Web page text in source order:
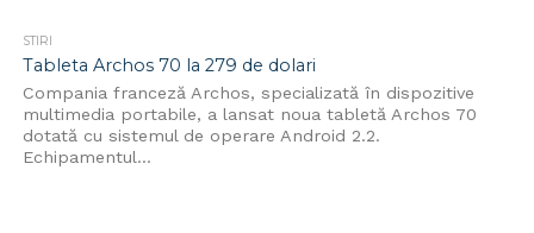
STIRI
Tableta Archos 70 la 279 de dolari
Compania franceză Archos, specializată în dispozitive
multimedia portabile, a lansat noua tabletă Archos 70
dotată cu sistemul de operare Android 2.2.
Echipamentul...